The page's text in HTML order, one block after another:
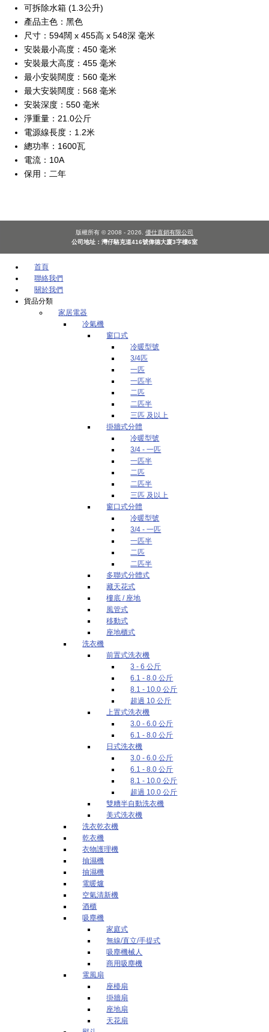
可拆除水箱 (1.3公升)
產品主色：黑色
尺寸：594闊 x 455高 x 548深 毫米
安裝最小高度：450 毫米
安裝最大高度：455 毫米
最小安裝闊度：560 毫米
最大安裝闊度：568 毫米
安裝深度：550 毫米
淨重量：21.0公斤
電源線長度：1.2米
總功率：1600瓦
電流：10A
保用：二年
版權所有 © 2008 - 2026. 優仕直銷有限公司
公司地址：灣仔駱克道416號偉德大廈3字樓6室
首頁
聯絡我們
關於我們
貨品分類
家居電器
冷氣機
窗口式
冷暖型號
3/4匹
一匹
一匹半
二匹
二匹半
三匹 及以上
掛牆式分體
冷暖型號
3/4 - 一匹
一匹半
二匹
二匹半
三匹 及以上
窗口式分體
冷暖型號
3/4 - 一匹
一匹半
二匹
二匹半
多聯式分體式
藏天花式
樓底 / 座地
風管式
移動式
座地櫃式
洗衣機
前置式洗衣機
3 - 6 公斤
6.1 - 8.0 公斤
8.1 - 10.0 公斤
超過 10 公斤
上置式洗衣機
3.0 - 6.0 公斤
6.1 - 8.0 公斤
日式洗衣機
3.0 - 6.0 公斤
6.1 - 8.0 公斤
8.1 - 10.0 公斤
超過 10.0 公斤
雙糟半自動洗衣機
美式洗衣機
洗衣乾衣機
乾衣機
衣物護理機
抽濕機
抽濕機
電暖爐
空氣清新機
酒櫃
吸塵機
家庭式
無線/直立/手提式
吸塵機械人
商用吸塵機
電風扇
座檯扇
掛牆扇
座地扇
天花扇